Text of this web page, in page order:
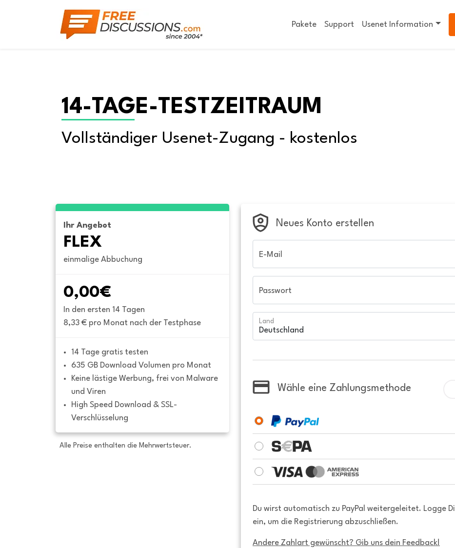
Pakete Support Usenet Information
14-TAGE-TESTZEITRAUM
Vollständiger Usenet-Zugang - kostenlos
Ihr Angebot
FLEX
einmalige Abbuchung
0,00€
In den ersten 14 Tagen
8,33 € pro Monat nach der Testphase
14 Tage gratis testen
635 GB Download Volumen pro Monat
Keine lästige Werbung, frei von Malware
und Viren
High Speed Download & SSL-
Verschlüsselung
Alle Preise enthalten die Mehrwertsteuer.
Neues Konto erstellen
E-Mail
Passwort
Land
Wähle eine Zahlungsmethode
Du wirst automatisch zu PayPal weitergeleitet. Logge
ein, um die Registrierung abzuschließen.
Andere Zahlart gewünscht? Gib uns dein Feedback!